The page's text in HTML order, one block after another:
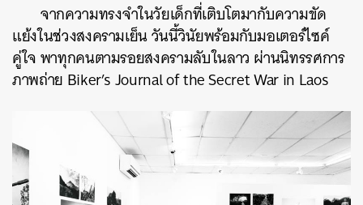
จากความทรงจำในวัยเด็กที่เติบโตมากับความขัด
แย้งในช่วงสงครามเย็น วันนี้วินัยพร้อมกับมอเตอร์ไซค์
คู่ใจ พาทุกคนตามรอยสงครามลับในลาว ผ่านนิทรรศการ
ภาพถ่าย Biker’s Journal of the Secret War in Laos